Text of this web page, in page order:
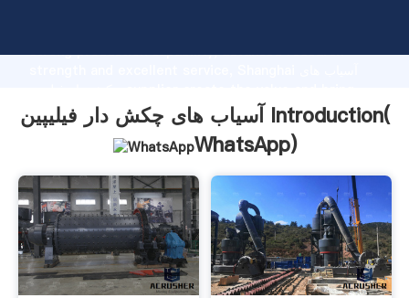
strong production capability, advanced research
values to all of customers.
آسیاب های چکش دار فیلیپین Introduction(
WhatsApp)